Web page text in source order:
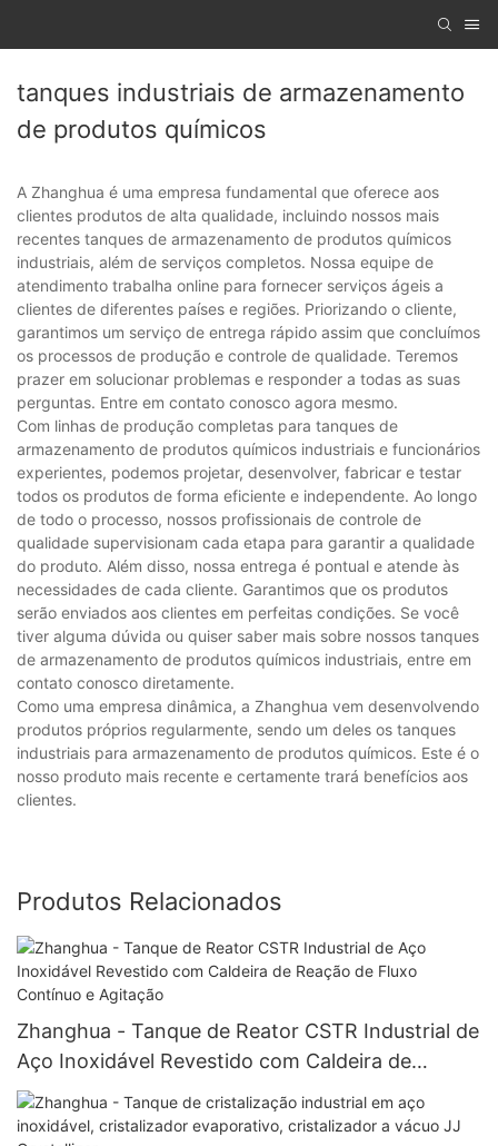
tanques industriais de armazenamento
de produtos químicos
A Zhanghua é uma empresa fundamental que oferece aos
clientes produtos de alta qualidade, incluindo nossos mais
recentes tanques de armazenamento de produtos químicos
industriais, além de serviços completos. Nossa equipe de
atendimento trabalha online para fornecer serviços ágeis a
clientes de diferentes países e regiões. Priorizando o cliente,
garantimos um serviço de entrega rápido assim que concluímos
os processos de produção e controle de qualidade. Teremos
prazer em solucionar problemas e responder a todas as suas
perguntas. Entre em contato conosco agora mesmo.
Com linhas de produção completas para tanques de
armazenamento de produtos químicos industriais e funcionários
experientes, podemos projetar, desenvolver, fabricar e testar
todos os produtos de forma eficiente e independente. Ao longo
de todo o processo, nossos profissionais de controle de
qualidade supervisionam cada etapa para garantir a qualidade
do produto. Além disso, nossa entrega é pontual e atende às
necessidades de cada cliente. Garantimos que os produtos
serão enviados aos clientes em perfeitas condições. Se você
tiver alguma dúvida ou quiser saber mais sobre nossos tanques
de armazenamento de produtos químicos industriais, entre em
contato conosco diretamente.
Como uma empresa dinâmica, a Zhanghua vem desenvolvendo
produtos próprios regularmente, sendo um deles os tanques
industriais para armazenamento de produtos químicos. Este é o
nosso produto mais recente e certamente trará benefícios aos
clientes.
Produtos Relacionados
Zhanghua - Tanque de Reator CSTR Industrial de
Aço Inoxidável Revestido com Caldeira de
Reação de Fluxo Contínuo e Agitação